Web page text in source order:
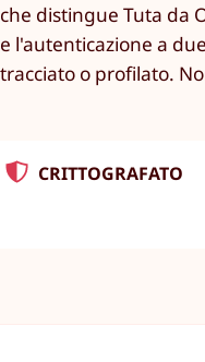
che distingue Tuta da
e l'autenticazione a
tracciato o profilato.
CRITTOGRAFATO